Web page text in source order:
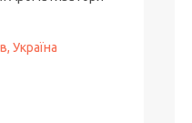
Україна